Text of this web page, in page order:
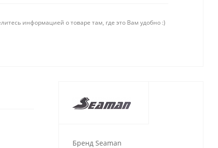
информацией о товаре там, где это Вам удобно :)
Бренд Seaman